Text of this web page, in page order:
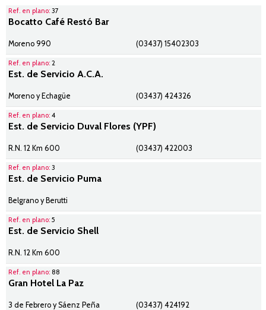
Ref. en plano:37
Bocatto Café Restó Bar
Moreno 990 (03437) 15402303
Ref. en plano:2
Est. de Servicio A.C.A.
Moreno y Echagüe (03437) 424326
Ref. en plano:4
Est. de Servicio Duval Flores (YPF)
R.N. 12 Km 600 (03437) 422003
Ref. en plano:3
Est. de Servicio Puma
Belgrano y Berutti
Ref. en plano:5
Est. de Servicio Shell
R.N. 12 Km 600
Ref. en plano: 88
Gran Hotel La Paz
3 de Febrero y Sáenz Peña (03437) 424192